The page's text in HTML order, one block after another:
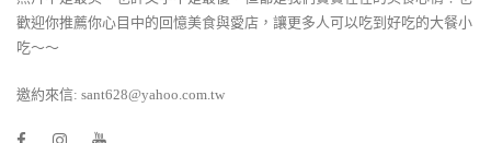
歡迎你推薦你心目中的回憶美食與愛店，讓更多人可以吃到好吃的大餐小
吃～～
邀約來信: sant628@yahoo.com.tw